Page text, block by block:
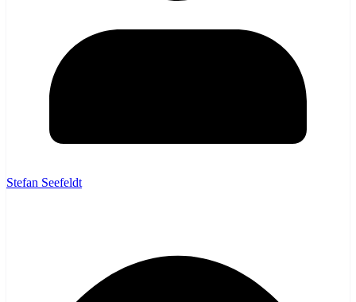
Stefan Seefeldt